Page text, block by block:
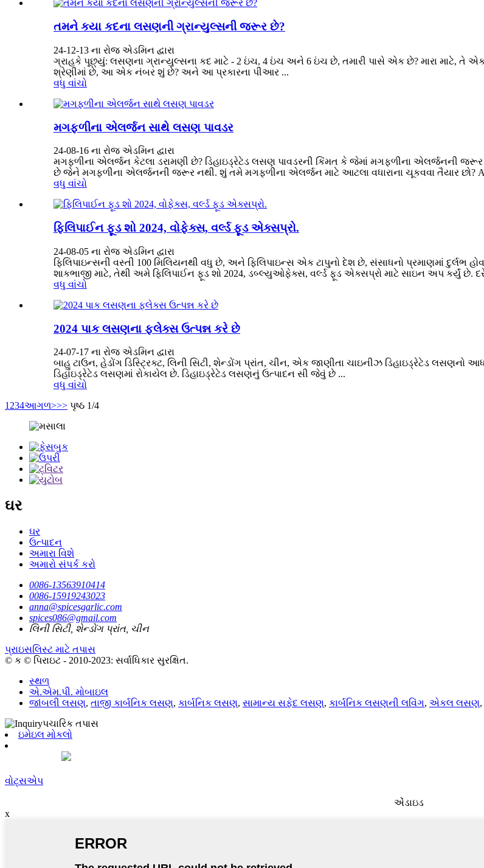
તમને કયા કદના લસણની ગ્રાન્યુલ્સની જરૂર છે?
24-12-13 ના રોજ એડમિન દ્વારા
ગ્રાહકે પૂછ્યું: લસણના ગ્રાન્યુલ્સના કદ માટે - 2 ઇંચ, 4 ઇંચ અને 6 ઇંચ છે, તમારી પાસે એક છે? મારા માટે, તે
શ્રેણીમાં છે, આ એક નંબર શું છે? અને આ પ્રકારના પીઆર ...
વધુ વાંચો
મગફળીના એલર્જન સાથે લસણ પાવડર
24-08-16 ના રોજ એડમિન દ્વારા
મગફળીના એલર્જન કેટલા ડરામણી છે? ડિહાઇડ્રેટેડ લસણ પાવડરની કિંમત કે જેમાં મગફળીના એલર્જનની
છે જેને મગફળીના એલર્જનની જરૂર નથી. શું તમે મગફળીના એલર્જન માટે આટલા વધારાના ચૂકવવા તૈયાર છો?
વધુ વાંચો
ફિલિપાઈન ફૂડ શો 2024, વોફેક્સ, વર્લ્ડ ફૂડ એક્સપ્રો.
24-08-05 ના રોજ એડમિન દ્વારા
ફિલિપાઇન્સની વસ્તી 100 મિલિયનથી વધુ છે, અને ફિલિપાઇન્સ એક ટાપુનો દેશ છે, સંસાધનો પ્રમાણમાં દુર્લભ
શાકભાજી માટે, તેથી અમે ફિલિપાઈન ફૂડ શો 2024, ડબ્લ્યુઓફેક્સ, વર્લ્ડ ફૂડ એક્સપ્રો માટે સાઇન અપ કર્યું છે.
વધુ વાંચો
2024 પાક લસણના ફ્લેક્સ ઉત્પન્ન કરે છે
24-07-17 ના રોજ એડમિન દ્વારા
બાહુ ટાઉન, હેડોંગ ડિસ્ટ્રિક્ટ, લિની સિટી, શેન્ડોંગ પ્રાંત, ચીન, એક જાણીતા ચાઇનીઝ ડિહાઇડ્રેટેડ લસણનો
ડિહાઇડ્રેટેડ લસણમાં રોકાયેલ છે. ડિહાઇડ્રેટેડ લસણનું ઉત્પાદન સી જેવું છે ...
વધુ વાંચો
1 234આગળ>>> પૃષ્ઠ 1/4
ઘર
ઘર
ઉત્પાદન
અમારા વિશે
અમારો સંપર્ક કરો
0086-13563910414
0086-15919243023
anna@spicesgarlic.com
spices086@gmail.com
લિની સિટી, શેન્ડોંગ પ્રાંત, ચીન
પ્રાઇસલિસ્ટ માટે તપાસ
© ક © પિરાઇટ - 2010-2023: સર્વાધિકાર સુરક્ષિત.
સ્થળ
એ.એમ.પી. મોબાઇલ
જાંબલી લસણ, તાજી કાર્બનિક લસણ, કાર્બનિક લસણ, સામાન્ય સફેદ લસણ, કાર્બનિક લસણની લવિંગ, એકલ લસણ,
ઇમેઇલ મોકલો
વોટ્સએપ
એંડાઇડ
x